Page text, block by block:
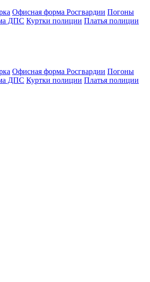
Офисная форма Росгвардии Погоны
ДПС Куртки полиции Платья полиции
Офисная форма Росгвардии Погоны
ДПС Куртки полиции Платья полиции